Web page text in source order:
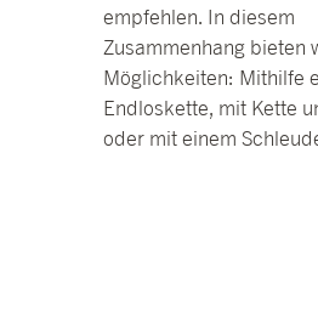
empfehlen. In diesem
Zusammenhang bieten
Möglichkeiten: Mithilfe
Endloskette, mit Kette
oder mit einem